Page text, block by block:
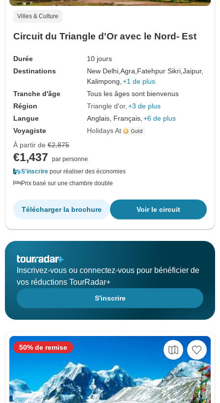
Villes & Culture
Circuit du Triangle d'Or avec le Nord- Est
Durée
10 jours
Destinations
New Delhi,Agra, Fatehpur Sikri,Jaipur,
Kalimpong, +1 de plus
Tranche d'âge
Tous les âges sont bienvenus
Région
Triangle d'or +3 de plus
Langue
Anglais, Français, +6 de plus
Voyagiste
Holidays At
À partir de €2,875
€1,437
par personne
S'inscrire pour réaliser des économies
Prix basé sur une chambre double
Voir le circuit
Télécharger la brochure
Inscrivez-vous ou connectez-vous pour bénéficier de
vos réductions TourRadar+
S'inscrire
50% de remise